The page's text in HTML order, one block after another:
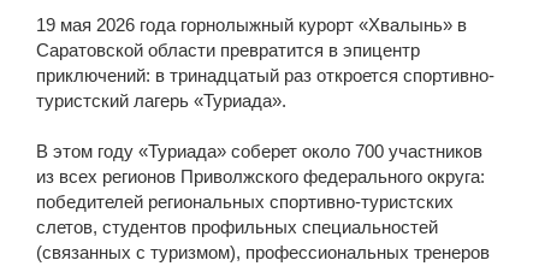
19 мая 2026 года горнолыжный курорт «Хвалынь» в
Саратовской области превратится в эпицентр
приключений: в тринадцатый раз откроется спортивно-
туристский лагерь «Туриада».
В этом году «Туриада» соберет около 700 участников
из всех регионов Приволжского федерального округа:
победителей региональных спортивно-туристских
слетов, студентов профильных специальностей
(связанных с туризмом), профессиональных тренеров